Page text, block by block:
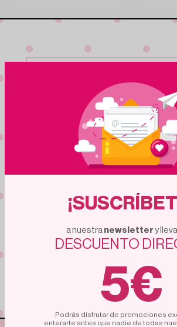
Suscribete a nuestra
Nuestra newsletter te mantiene al dia
eventos y nuevos productos
Unete a una comunidad de
a nuestra newsletter y
DESCUENTO
5€
Podrás disfrutar de promociones
enterarte antes que nadie de todas